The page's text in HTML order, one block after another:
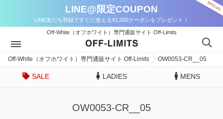
LINE@限定COUPON
LINE友だち登録ですぐに使える¥1,000クーポンをプレゼント！
Off-White（オフホワイト）専門通販サイト Off-Limits
Off-White（オフホワイト）専門通販サイト Off-Limits OW0053-CR__05
SALE LADIES MENS
OW0053-CR__05